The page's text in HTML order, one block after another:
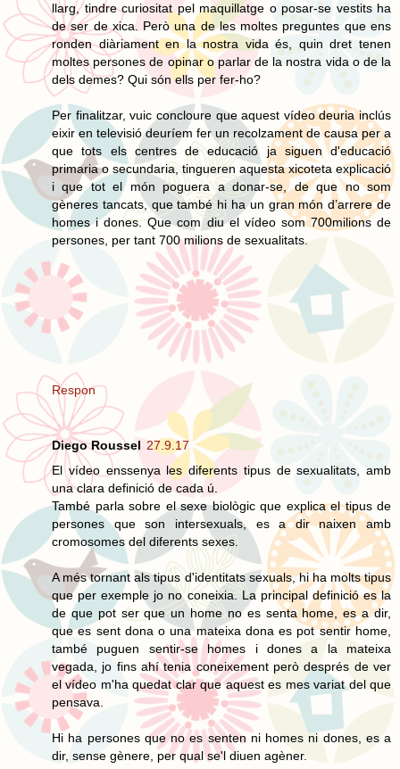
llarg, tindre curiositat pel maquillatge o posar-se vestits ha
de ser de xica. Però una de les moltes preguntes que ens
ronden diàriament en la nostra vida és, quin dret tenen
moltes persones de opinar o parlar de la nostra vida o de la
dels demes? Qui són ells per fer-ho?
Per finalitzar, vuic concloure que aquest vídeo deuria inclús
eixir en televisió deuríem fer un recolzament de causa per a
que tots els centres de educació ja siguen d'educació
primaria o secundaria, tingueren aquesta xicoteta explicació
i que tot el món poguera a donar-se, de que no som
gèneres tancats, que també hi ha un gran món d’arrere de
homes i dones. Que com diu el vídeo som 700milions de
persones, per tant 700 milions de sexualitats.
Respon
Diego Roussel 27.9.17
El vídeo enssenya les diferents tipus de sexualitats, amb
una clara definició de cada ú.
També parla sobre el sexe biològic que explica el tipus de
persones que son intersexuals, es a dir naixen amb
cromosomes del diferents sexes.
A més tornant als tipus d'identitats sexuals, hi ha molts tipus
que per exemple jo no coneixia. La principal definició es la
de que pot ser que un home no es senta home, es a dir,
que es sent dona o una mateixa dona es pot sentir home,
també puguen sentir-se homes i dones a la mateixa
vegada, jo fins ahí tenia coneixement però després de ver
el vídeo m'ha quedat clar que aquest es mes variat del que
pensava.
Hi ha persones que no es senten ni homes ni dones, es a
dir, sense gènere, per qual se'l diuen agèner.